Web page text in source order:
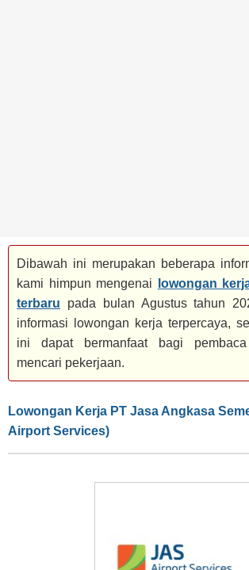
Dibawah ini merupakan beberapa
kami himpun mengenai
lowongan
terbaru pada bulan Agustus tahun
informasi lowongan kerja terpercaya,
ini dapat bermanfaat bagi
mencari pekerjaan.
Lowongan Kerja PT Jasa Angkasa
Airport Services)